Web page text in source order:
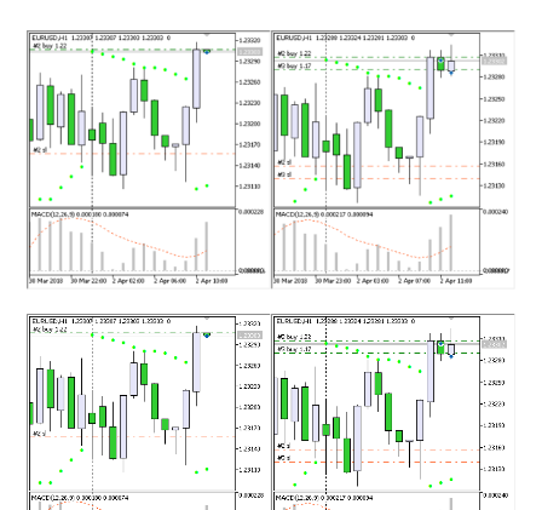
MT4-EAﾀﾞｳﾝﾛｰﾄﾞ
MT4インジケーター(制限解除中)